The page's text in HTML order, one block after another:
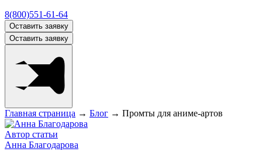
8(800)551-61-64
Оставить заявку
Оставить заявку
Главная страница → Блог → Промты для аниме-артов
Автор статьи
Анна Благодарова